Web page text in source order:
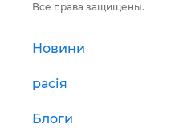
Все права защищены.
Новини
расія
Блоги